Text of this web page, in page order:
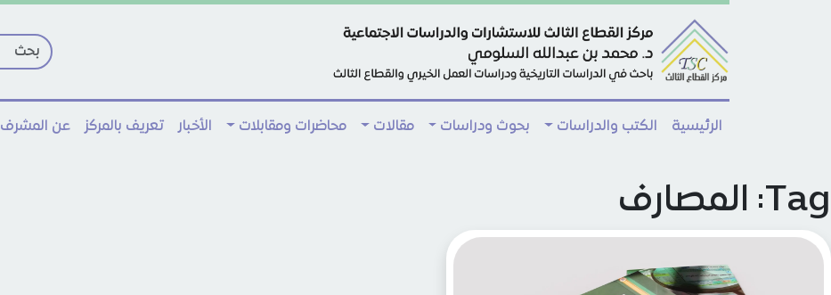
Skip to main content
الرئيسية الكتب والدراسات بحوث ودراسات مقالات محاضرات ومقابلات الأخبار تعريف بالمركز عن المشرف
Tag: المصارف